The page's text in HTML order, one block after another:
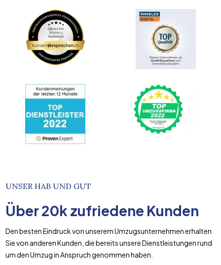
UNSER HAB UND GUT
Über20k zufriedene Kunden
Den besten Eindruck von unserem Umzugsunternehmen erhalten
Sie von anderen Kunden, die bereits unsere Dienstleistungen rund
um den Umzug in Anspruch genommen haben.